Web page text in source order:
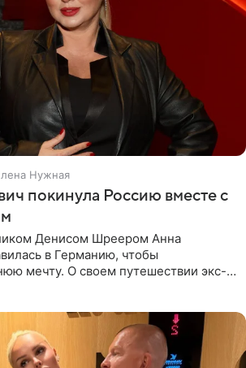
Нужная
покинула Россию вместе с
Денисом Шреером Анна
в Германию, чтобы
мечту. О своем путешествии экс-